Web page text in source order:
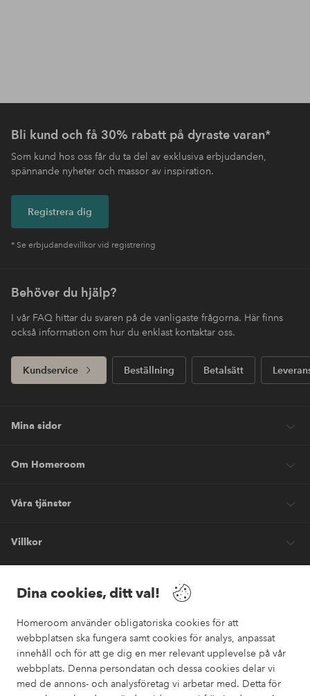
Dina cookies, ditt val!
Homeroom använder obligatoriska cookies för att
webbplatsen ska fungera samt cookies för analys, anpassat
innehåll och för att ge dig en mer relevant upplevelse på vår
webbplats. Denna persondatan och dessa cookies delar vi
med de annons- och analysföretag vi arbetar med. Detta för
Bli kund och få 30% rabatt på dyraste varan*
Som kund hos oss får du ta del av exklusiva erbjudanden,
spännande nyheter och massor av inspiration.
Registrera dig
* Se erbjudandevillkor vid registrering
Behöver du hjälp?
I vår FAQ hittar du svaren på de vanligaste frågorna. Här finns
också information om hur du enklast kontaktar oss.
Kundservice Beställning Betalsätt
Mina sidor
Om Homeroom
Våra tjänster
Villkor
Säkra betalningar
Vill du veta mer om våra betalalternativ ?